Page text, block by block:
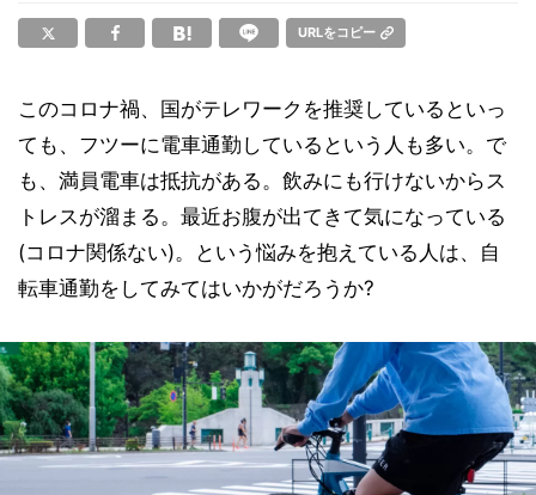
URLをコピー
このコロナ禍、国がテレワークを推奨しているといっ
ても、フツーに電車通勤しているという人も多い。で
も、満員電車は抵抗がある。飲みにも行けないからス
トレスが溜まる。最近お腹が出てきて気になっている
(コロナ関係ない)。という悩みを抱えている人は、自
転車通勤をしてみてはいかがだろうか?